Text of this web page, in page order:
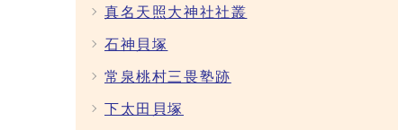
真名天照大神社社叢
石神貝塚
常泉桃村三畏塾跡
下太田貝塚